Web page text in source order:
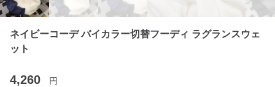
ネイビーコーデ バイカラー切替フーディ ラグランスウェ
ット
4,260 円